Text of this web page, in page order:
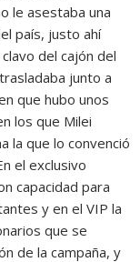
le asestaba una
país, justo ahí
del cajón del
junto a
que hubo unos
los que Milei
la que lo convenció
el exclusivo
capacidad para
y en el VIP la
que se
de la campaña, y